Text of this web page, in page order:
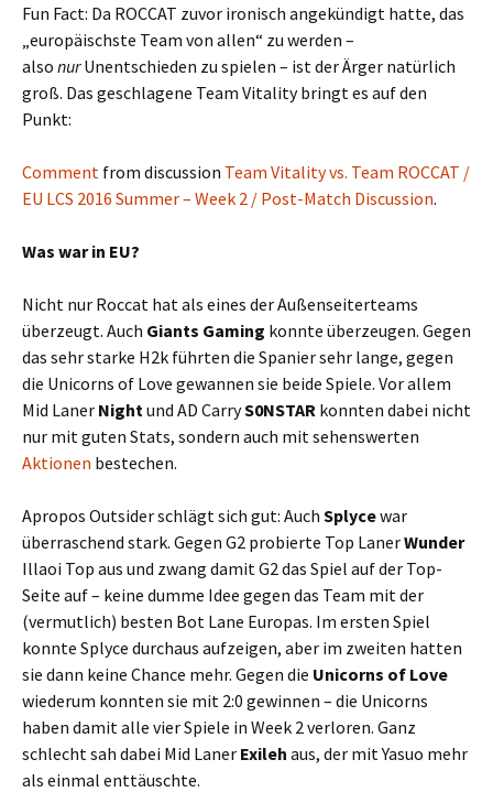
Fun Fact: Da ROCCAT zuvor ironisch angekündigt hatte, das
„europäischste Team von allen“ zu werden –
also nurUnentschieden zu spielen – ist der Ärger natürlich
groß. Das geschlagene Team Vitality bringt es auf den
Punkt:
Comment from discussion Team Vitality vs. Team ROCCAT /
EU LCS 2016 Summer – Week 2 / Post-Match Discussion.
Was war in EU?
Nicht nur Roccat hat als eines der Außenseiterteams
überzeugt. Auch Giants Gaming konnte überzeugen. Gegen
das sehr starke H2k führten die Spanier sehr lange, gegen
die Unicorns of Love gewannen sie beide Spiele. Vor allem
Mid Laner Night und AD CarryS0NSTAR konnten dabei nicht
nur mit guten Stats, sondern auch mit sehenswerten
Aktionen bestechen.
Apropos Outsider schlägt sich gut: Auch Splycewar
überraschend stark. Gegen G2 probierte Top LanerWunder
Illaoi Top aus und zwang damit G2 das Spiel auf der Top-
Seite auf – keine dumme Idee gegen das Team mit der
(vermutlich) besten Bot Lane Europas. Im ersten Spiel
konnte Splyce durchaus aufzeigen, aber im zweiten hatten
sie dann keine Chance mehr. Gegen die Unicorns of Love
wiederum konnten sie mit 2:0 gewinnen – die Unicorns
haben damit alle vier Spiele in Week 2 verloren. Ganz
schlecht sah dabei Mid Laner Exileh aus, der mit Yasuo mehr
als einmal enttäuschte.